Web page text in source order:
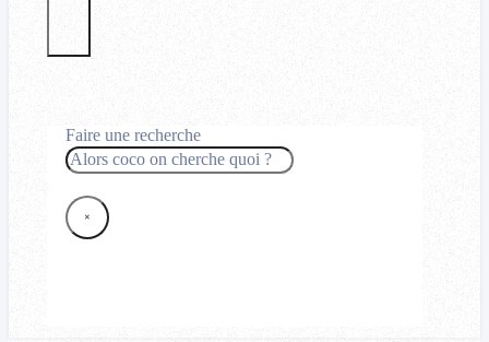
Faire une recherche
Rechercher
×